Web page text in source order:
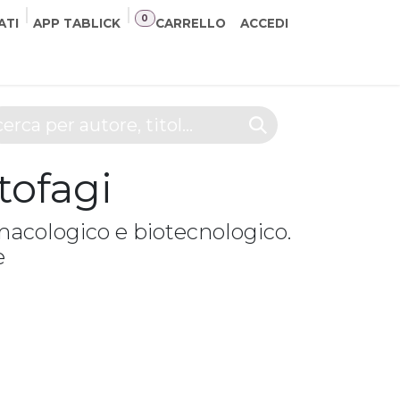
APP TABLICK CARRELLO
0 ACCEDI
e biotecnologico.